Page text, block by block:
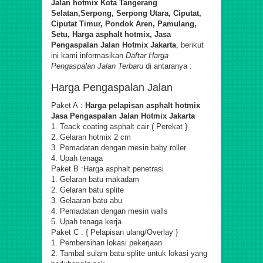
Jalan hotmix Kota Tangerang
Selatan,Serpong, Serpong Utara, Ciputat,
Ciputat Timur, Pondok Aren, Pamulang,
Setu, Harga asphalt hotmix, Jasa
Pengaspalan Jalan Hotmix Jakarta , berikut
ini kami informasikan Daftar Harga
Pengaspalan Jalan Terbaru di antaranya :
Harga Pengaspalan Jalan
Paket A : Harga pelapisan asphalt hotmix
Jasa Pengaspalan Jalan Hotmix Jakarta
1. Teack coating asphalt cair ( Perekat }
2. Gelaran hotmix 2 cm
3. Pemadatan dengan mesin baby roller
4. Upah tenaga
Paket B :Harga asphalt penetrasi
1. Gelaran batu makadam
2. Gelaran batu splite
3. Gelaaran batu abu
4. Pemadatan dengan mesin walls
5. Upah tenaga kerja
Paket C : { Pelapisan ulang/Overlay }
1. Pembersihan lokasi pekerjaan
2. Tambal sulam batu splite untuk lokasi yang